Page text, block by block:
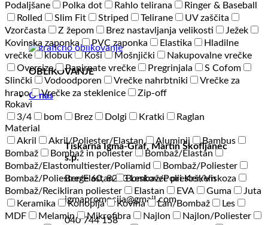
OBLIKOVANJE
O nas
Tiskarna Igma-Graf, Martin Škofljanec
s.p.
Brege 60, 8273 Leskovec pri Krškem
igmapromocija@gmail.com
040 744 158
Podaljšane
Polka dot Rahlo telirana
Ringer & Baseball
Rolled
Slim Fit Striped Telirane
UV zaščita
Vzorčasta
Z žepom Brez nastavljanja velikosti
Ježek
Kovinska zaponka
PVC zaponka Elastika
Hladilne
vrečke
klobuk Koši Mošnjički
Nakupovalne vrečke
Oversize
Papirnate vrečke Pregrinjala
S Cofom
Slinčki
Vodoodporen Vrečke nahrbtniki
Vrečke za
hrano
Vrečke za steklenice
Zip-off
Rokavi
3/4
bom Brez Dolgi Kratki
Raglan
Material
Akril
Akril/Poliester/Elastan Aluminij
Bambus
Bombaž
Bombaž in poliester
Bombaž/Elastan
Bombaž/Elastomultiester/Poliamid
Bombaž/Poliester
Bombaž/Poliester/Elastan
Bombaž/Poliester/Viskoza
Bombaž/Recikliran poliester
Elastan EVA Guma
Juta
Keramika
Konoplja Kovina Lan/Bombaž
Les
MDF
Melamin Mikrofibra Najlon
Najlon/Poliester